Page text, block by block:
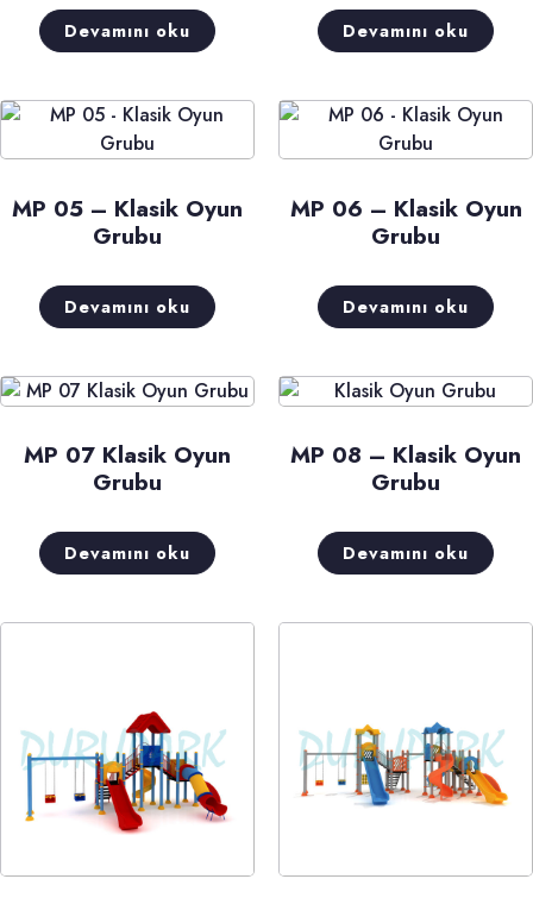
Devamını oku Devamını oku
MP 05 – Klasik Oyun
Grubu
Devamını oku
MP 06 – Klasik Oyun
Grubu
Devamını oku
MP 07 Klasik Oyun
Grubu
Devamını oku
MP 08 – Klasik Oyun
Grubu
Devamını oku